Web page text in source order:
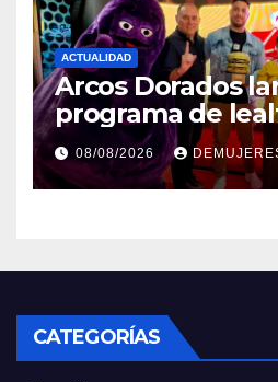
ACTUALIDAD
Arcos Dorados
programa de
‘MiMcDonald’s y
tres de sus
leales de
08/08/2026
CATEGORÍAS